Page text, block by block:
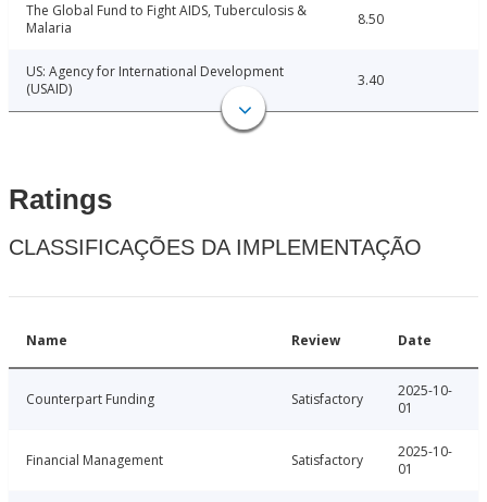
The Global Fund to Fight AIDS, Tuberculosis &
Malaria
8.50
US: Agency for International Development
(USAID)
3.40
Ratings
CLASSIFICAÇÕES DA IMPLEMENTAÇÃO
Name Review Date
Counterpart Funding Satisfactory
2025-10-
01
Financial Management Satisfactory
2025-10-
01